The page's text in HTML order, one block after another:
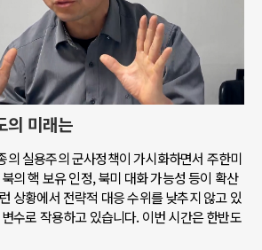
의 미래는
의 실용주의 군사정책이 가시화하면서 주한미
의 핵 보유 인정, 북미 대화 가능성 등이 확산
상황에서 전략적 대응 수위를 낮추지 않고 있
수로 작용하고 있습니다. 이번 시간은 한반도